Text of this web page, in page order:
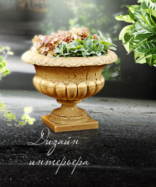
Дизайн
интерьера